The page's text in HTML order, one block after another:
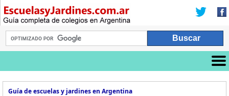
Guía de escuelas y jardines en Argentina